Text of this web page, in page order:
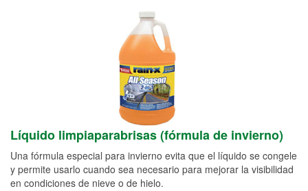
Líquido limpiaparabrisas (fórmula de invierno)
Una fórmula especial para invierno evita que el líquido se congele
y permite usarlo cuando sea necesario para mejorar la visibilidad
en condiciones de nieve o de hielo.